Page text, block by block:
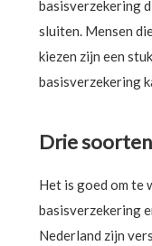
basisverzekering
sluiten. Mensen
kiezen zijn een
basisverzekering
Drie
Het is goed om te
basisverzekering
Nederland zijn